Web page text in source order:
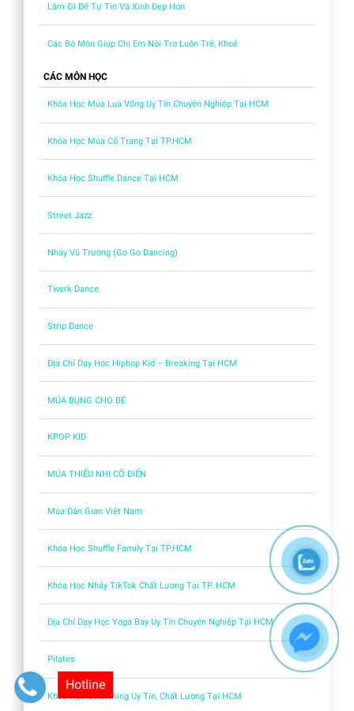
Làm Gì Để Tự Tin Và Xinh Đẹp Hơn
Các Bộ Môn Giúp Chị Em Nội Trợ Luôn Trẻ, Khoẻ
CÁC MÔN HỌC
Khóa Học Múa Lụa Võng Uy Tín Chuyên Nghiệp Tại HCM
Khóa Học Múa Cổ Trang Tại TP.HCM
Khóa Học Shuffle Dance Tại HCM
Street Jazz
Nhảy Vũ Trường (Go Go Dancing)
Twerk Dance
Strip Dance
Địa Chỉ Dạy Học Hiphop Kid – Breaking Tại HCM
MÚA BỤNG CHO BÉ
KPOP KID
MÚA THIẾU NHI CỔ ĐIỂN
Múa Dân Gian Việt Nam
Khóa Học Shuffle Family Tại TP.HCM
Khóa Học Nhảy TikTok Chất Lượng Tại TP. HCM
Địa Chỉ Dạy Học Yoga Bay Uy Tín Chuyên Nghiệp Tại HCM
Pilates
Khóa Học Stretching Uy Tín, Chất Lượng Tại HCM
Hotline